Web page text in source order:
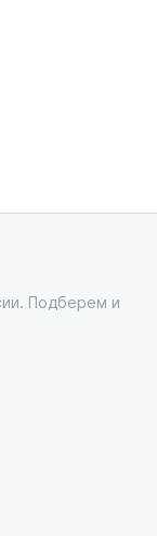
Подберем и